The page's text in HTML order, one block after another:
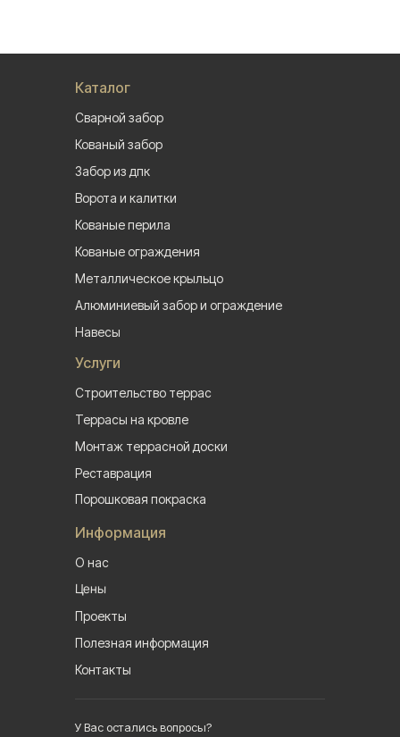
Каталог
Сварной забор
Кованый забор
Забор из дпк
Ворота и калитки
Металлическое крыльцо
Навесы
Алюминиевый забор и ограждение
Кованые ограждения
Кованые перила
Строительство террас
Террасы на кровле
Монтаж террасной доски
Реставрация
Порошковая покраска
Услуги
Информация
О нас
Цены
Проекты
Полезная информация
Контакты
У Вас остались вопросы?